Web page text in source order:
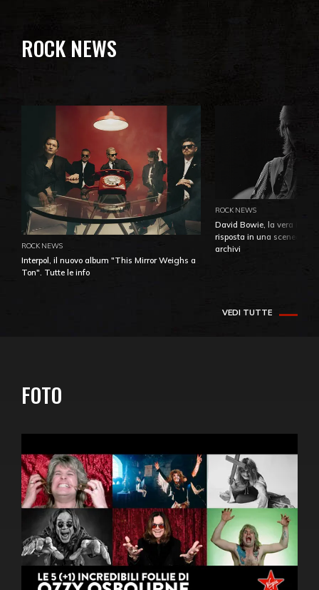
ROCK NEWS
ROCK NEWS
Interpol, il nuovo album "This Mirror Weighs a
Ton". Tutte le info
ROCK NEWS
David Bowie, la vera
risposta in una
archivi
VEDI TUTTE
FOTO